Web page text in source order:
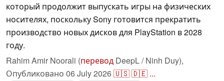
который продолжит выпускать игры на физических
носителях, поскольку Sony готовится прекратить
производство новых дисков для PlayStation в 2028
году.
Rahim Amir Noorali (перевод DeepL / Ninh Duy),
Опубликовано 06 July 2026🇺🇸🇩🇪 ...